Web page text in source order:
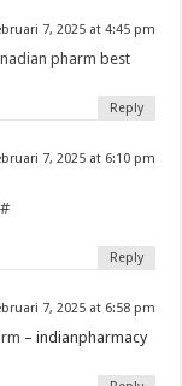
7, 2025 at 4:45 pm
pharm best
Reply
7, 2025 at 6:10 pm
Reply
7, 2025 at 6:58 pm
– indianpharmacy